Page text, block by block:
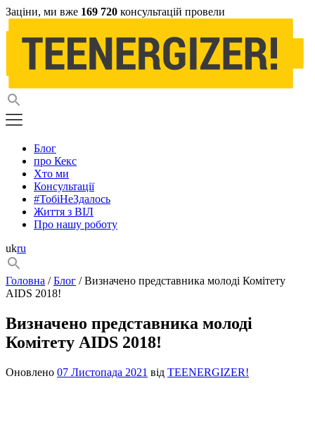
Заціни, ми вже 169 720 консультацій провели
Блог
про Кекс
Хто ми
Консультації
#ТобіНеЗдалось
Життя з ВІЛ
Про нашу роботу
ukru
Головна /Блог / Визначено представника молоді Комітету
AIDS 2018!
Визначено представника молоді
Комітету AIDS 2018!
Оновлено 07 Листопада 2021 від TEENERGIZER!